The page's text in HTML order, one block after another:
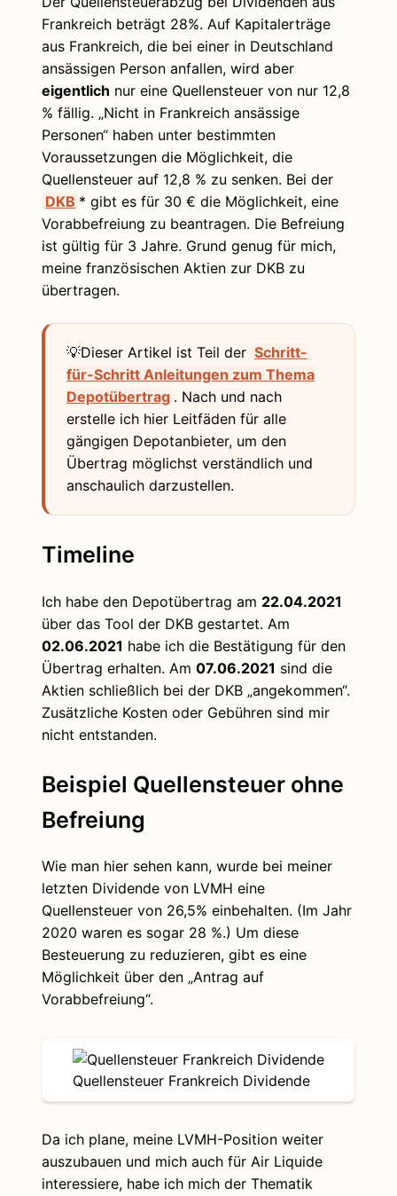
Frankreich beträgt 28%. Auf Kapitalerträge
aus Frankreich, die bei einer in Deutschland
ansässigen Person anfallen, wird aber
eigentlich nur eine Quellensteuer von nur 12,8
% fällig. „Nicht in Frankreich ansässige
Personen“ haben unter bestimmten
Voraussetzungen die Möglichkeit, die
Quellensteuer auf 12,8 % zu senken. Bei der
DKB * gibt es für 30 € die Möglichkeit, eine
Vorabbefreiung zu beantragen. Die Befreiung
ist gültig für 3 Jahre. Grund genug für mich,
meine französischen Aktien zur DKB zu
übertragen.
💡Dieser Artikel ist Teil der Schritt-
für-Schritt Anleitungen zum Thema
Depotübertrag . Nach und nach
erstelle ich hier Leitfäden für alle
gängigen Depotanbieter, um den
Übertrag möglichst verständlich und
anschaulich darzustellen.
Timeline
Ich habe den Depotübertrag am 22.04.2021
über das Tool der DKB gestartet. Am
02.06.2021 habe ich die Bestätigung für den
Übertrag erhalten. Am 07.06.2021 sind die
Aktien schließlich bei der DKB „angekommen“.
Zusätzliche Kosten oder Gebühren sind mir
nicht entstanden.
Beispiel Quellensteuer ohne
Befreiung
Wie man hier sehen kann, wurde bei meiner
letzten Dividende von LVMH eine
Quellensteuer von 26,5% einbehalten. (Im Jahr
2020 waren es sogar 28 %.) Um diese
Besteuerung zu reduzieren, gibt es eine
Möglichkeit über den „Antrag auf
Vorabbefreiung“.
Quellensteuer Frankreich Dividende
Da ich plane, meine LVMH-Position weiter
auszubauen und mich auch für Air Liquide
interessiere, habe ich mich der Thematik